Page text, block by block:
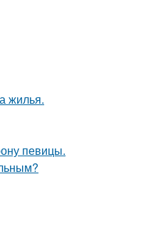
жилья.
певицы.